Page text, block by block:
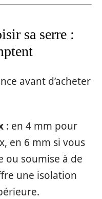
sa serre :
avant d’acheter
: en 4 mm pour
en 6 mm si vous
ou soumise à de
une isolation